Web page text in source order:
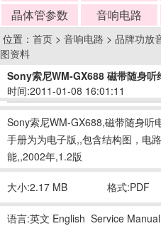
晶体管参数
音响电路
位置： 首页 > 音响电路 > 品牌功放
图资料
Sony索尼WM-GX688 磁带随身听
时间:2011-01-08 16:01:11
Sony索尼WM-GX688,磁带随身听
手册为为电子版,,包含结构图，电
能,,2002年,1.2版
大小:2.17 MB 格式:PDF
语言:英文 English Service Manual